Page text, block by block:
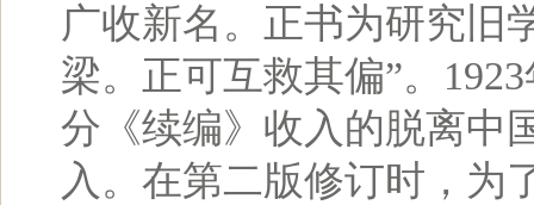
广收新名。正书为研究旧
梁。正可互救其偏”。
分《续编》收入的脱离中
入。在第二版修订时，为